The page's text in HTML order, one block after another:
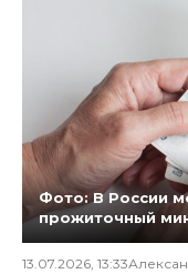
Фото: В России
прожиточный
13.07.2026, 13:33